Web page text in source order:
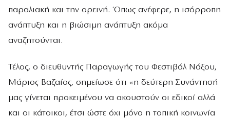
παραλιακή και την ορεινή. Όπως ανέφερε, η ισόρροπη
ανάπτυξη και η βιώσιμη ανάπτυξη ακόμα
αναζητούνται.
Τέλος, ο διευθυντής Παραγωγής του Φεστιβάλ Νάξου,
Μάριος Βαζαίος, σημείωσε ότι «η δεύτερη Συνάντησή
μας γίνεται προκειμένου να ακουστούν οι εδικοί αλλά
και οι κάτοικοι, έτσι ώστε όχι μόνο η τοπική κοινωνία